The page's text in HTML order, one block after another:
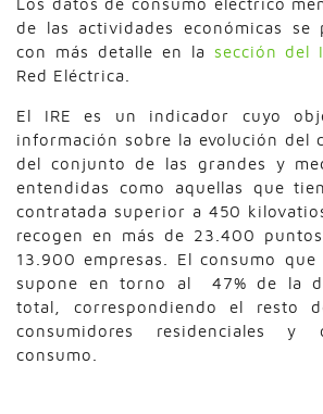
Los datos de consumo eléctrico
de las actividades económicas se
con más detalle en la sección del
Red Eléctrica.
El IRE es un indicador cuyo
información sobre la evolución del
del conjunto de las grandes y
entendidas como aquellas que
contratada superior a 450
recogen en más de 23.400
13.900 empresas. El consumo que
supone en torno al 47% de la
total, correspondiendo el resto
consumidores residenciales
consumo.